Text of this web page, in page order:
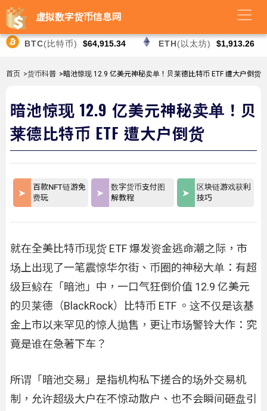
虚拟数字货币信息网
BTC(比特币) $64,915.34 ETH(以太坊) $1,913.26
首页 >货币科普 >暗池惊现 12.9 亿美元神秘卖单！贝莱德比特币 ETF 遭大户倒货
暗池惊现 12.9 亿美元神秘卖单！贝
莱德比特币 ETF 遭大户倒货
百款NFT链游免
费玩
数字货币支付图
解教程
区块链游戏获利
技巧
就在全美比特币现货 ETF 爆发资金逃命潮之际，市
场上出现了一笔震惊华尔街、币圈的神秘大单：有超
级巨鲸在「暗池」中，一口气狂倒价值 12.9 亿美元
的贝莱德（BlackRock）比特币 ETF 。这不仅是该基
金上市以来罕见的惊人抛售，更让市场警铃大作：究
竟是谁在急著下车？
所谓「暗池交易」是指机构私下搓合的场外交易机
制，允许超级大户在不惊动散户、也不会瞬间砸盘引